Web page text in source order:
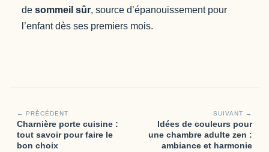
de sommeil sûr, source d’épanouissement pour
l’enfant dès ses premiers mois.
← PRÉCÉDENT
Charnière porte cuisine :
tout savoir pour faire le
bon choix
SUIVANT →
Idées de couleurs pour
une chambre adulte zen :
ambiance et harmonie